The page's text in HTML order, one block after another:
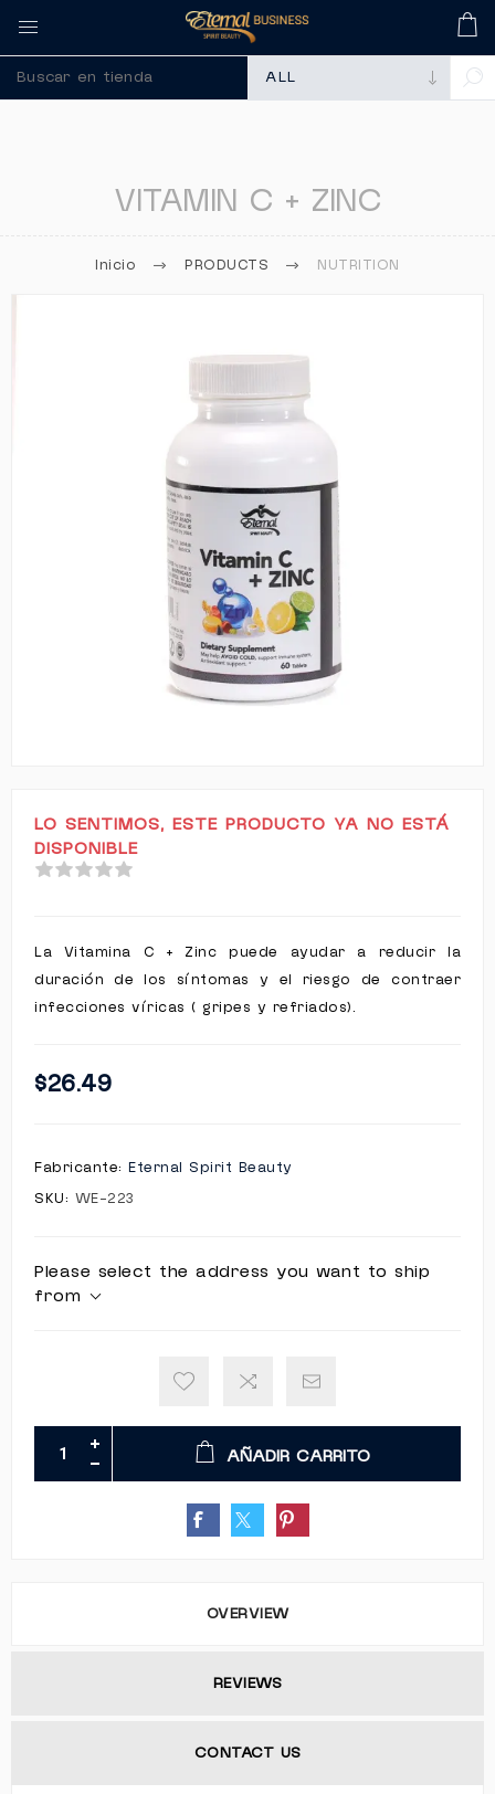
🚀 Recuerda comprar tus
VITAMIN C + ZINC
Inicio PRODUCTS NUTRITION
LO SENTIMOS, ESTE PRODUCTO YA NO ESTÁ
DISPONIBLE
La Vitamina C + Zinc puede ayudar a reducir la
duración de los síntomas y el riesgo de contraer
infecciones víricas ( gripes y refriados).
$26.49
Fabricante: Eternal Spirit Beauty
SKU: WE-223
Please select the address you want to ship
from
AÑADIR CARRITO
OVERVIEW
REVIEWS
CONTACT US